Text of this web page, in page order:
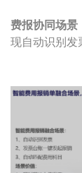
费报协同场景
现自动识别发